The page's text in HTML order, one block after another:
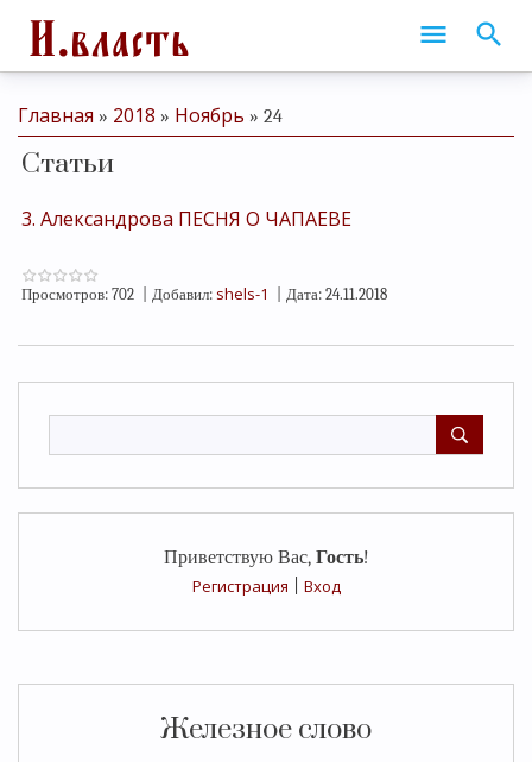
Приветствую Вас, Гость!
Регистрация
Вход
Железное слово
Главная » 2018 » Ноябрь » 24
Статьи
3. Александрова ПЕСНЯ О ЧАПАЕВЕ
Просмотров: 702 Добавил: shels-1 Дата: 24.11.2018